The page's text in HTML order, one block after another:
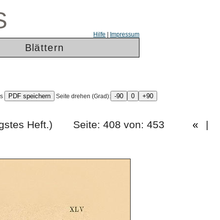
Hilfe Impressum
Blättern
Seite drehen (Grad):
Heft.) Seite: 408 von: 453 « |